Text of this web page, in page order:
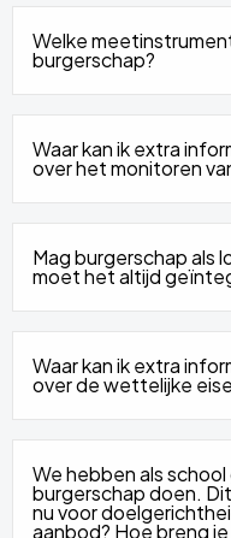
Welke
burgerschap?
Waar kan ik extra
over het monitoren
Mag burgerschap als
moet het altijd
Waar kan ik extra
over de wettelijke
We hebben als
burgerschap doen.
nu voor
aanbod? Hoe breng